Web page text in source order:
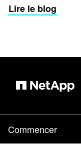
Lire le blog
Commencer